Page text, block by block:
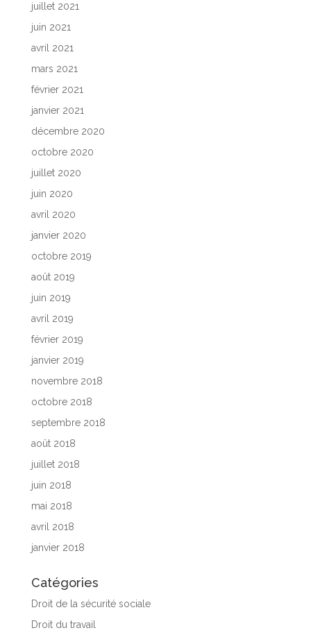
juillet 2021
juin 2021
avril 2021
mars 2021
février 2021
janvier 2021
décembre 2020
octobre 2020
juillet 2020
juin 2020
avril 2020
janvier 2020
octobre 2019
août 2019
juin 2019
avril 2019
février 2019
janvier 2019
novembre 2018
octobre 2018
septembre 2018
août 2018
juillet 2018
juin 2018
mai 2018
avril 2018
janvier 2018
Catégories
Droit de la sécurité sociale
Droit du travail